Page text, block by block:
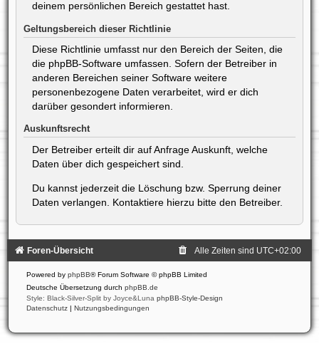
deinem persönlichen Bereich gestattet hast.
Geltungsbereich dieser Richtlinie
Diese Richtlinie umfasst nur den Bereich der Seiten, die
die phpBB-Software umfassen. Sofern der Betreiber in
anderen Bereichen seiner Software weitere
personenbezogene Daten verarbeitet, wird er dich
darüber gesondert informieren.
Auskunftsrecht
Der Betreiber erteilt dir auf Anfrage Auskunft, welche
Daten über dich gespeichert sind.
Du kannst jederzeit die Löschung bzw. Sperrung deiner
Daten verlangen. Kontaktiere hierzu bitte den Betreiber.
Foren-Übersicht Alle Zeiten sind UTC+02:00
Powered by phpBB® Forum Software © phpBB Limited
Deutsche Übersetzung durch phpBB.de
Style: Black-Silver-Split by Joyce&Luna phpBB-Style-Design
Datenschutz | Nutzungsbedingungen